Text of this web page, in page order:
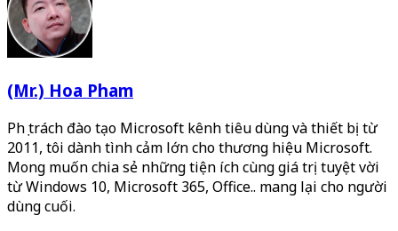
(Mr.) Hoa Pham
Phụ trách đào tạo Microsoft kênh tiêu dùng và thiết bị từ
2011, tôi dành tình cảm lớn cho thương hiệu Microsoft.
Mong muốn chia sẻ những tiện ích cùng giá trị tuyệt vời
từ Windows 10, Microsoft 365, Office.. mang lại cho người
dùng cuối.